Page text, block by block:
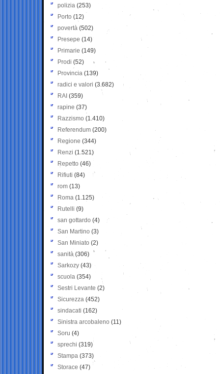
polizia (253)
Porto (12)
povertà (502)
Presepe (14)
Primarie (149)
Prodi (52)
Provincia (139)
radici e valori (3.682)
RAI (359)
rapine (37)
Razzismo (1.410)
Referendum (200)
Regione (344)
Renzi (1.521)
Repetto (46)
Rifiuti (84)
rom (13)
Roma (1.125)
Rutelli (9)
san gottardo (4)
San Martino (3)
San Miniato (2)
sanità (306)
Sarkozy (43)
scuola (354)
Sestri Levante (2)
Sicurezza (452)
sindacati (162)
Sinistra arcobaleno (11)
Soru (4)
sprechi (319)
Stampa (373)
Storace (47)